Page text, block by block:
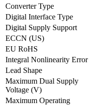
Converter Type
Digital Interface Type
Digital Supply Support
ECCN (US)
EU RoHS
Integral Nonlinearity Error
Lead Shape
Maximum Dual Supply
Voltage (V)
Maximum Operating